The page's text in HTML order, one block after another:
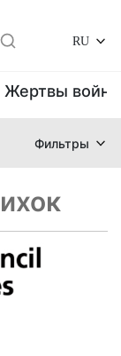
RU
Жертвы
Фильтры